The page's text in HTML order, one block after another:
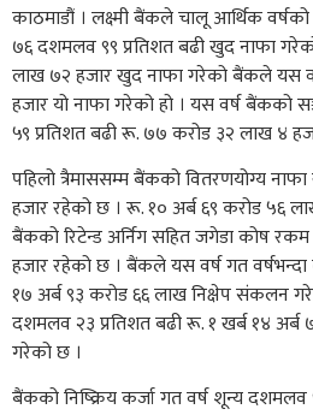
काठमाडौं । लक्ष्मी बैंकले चालू आर्थिक वर्षको
७६ दशमलव ९९ प्रतिशत बढी खुद नाफा
लाख ७२ हजार खुद नाफा गरेको बैंकले यस
हजार यो नाफा गरेको हो । यस वर्ष बैंकको
५९ प्रतिशत बढी रू. ७७ करोड ३२ लाख ४
पहिलो त्रैमाससम्म बैंकको वितरणयोग्य
हजार रहेको छ । रू. १० अर्ब ६९ करोड ५६
बैंकको रिटेन्ड अर्निग सहित जगेडा कोष
हजार रहेको छ । बैंकले यस वर्ष गत वर्षभन्दा
१७ अर्ब ९३ करोड ६६ लाख निक्षेप संकलन
दशमलव २३ प्रतिशत बढी रू. १ खर्ब १४ अर्ब
गरेको छ ।
बैंकको निष्क्रिय कर्जा गत वर्ष शून्य दशमलव